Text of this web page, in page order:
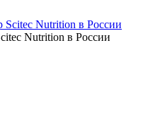
Nutrition в России